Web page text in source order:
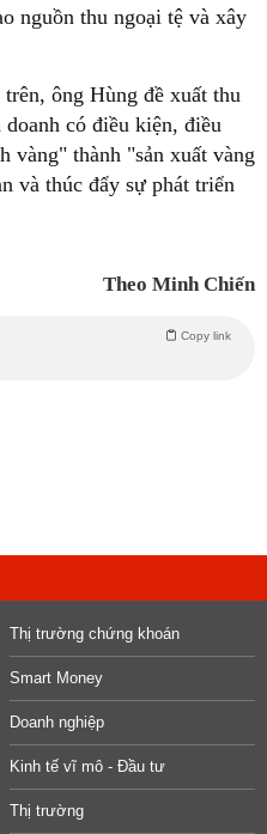
nguồn thu ngoại tệ và xây
ông Hùng đề xuất thu
có điều kiện, điều
vàng" thành "sản xuất vàng
và thúc đẩy sự phát triển
Theo Minh Chiến
Copy link
Thị trường chứng khoán
Smart Money
Doanh nghiệp
Kinh tế vĩ mô - Đầu tư
Thị trường